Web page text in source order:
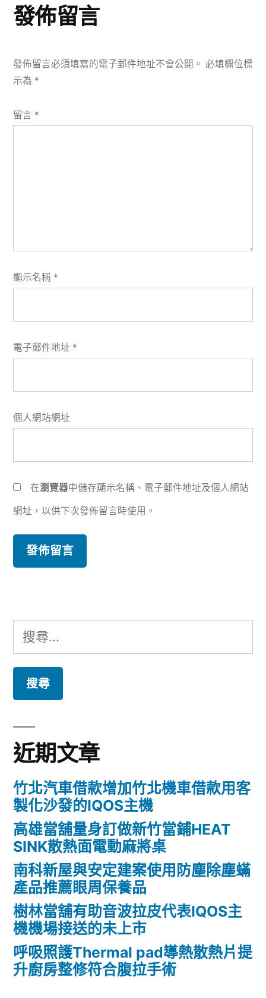
發佈留言
發佈留言必須填寫的電子郵件地址不會公開。 必填欄位標
示為 *
留言 *
顯示名稱 *
電子郵件地址 *
個人網站網址
在瀏覽器中儲存顯示名稱、電子郵件地址及個人網站
網址，以供下次發佈留言時使用。
搜
尋
鍵
字:
近期文章
竹北汽車借款增加竹北機車借款用客
製化沙發的IQOS主機
高雄當舖量身訂做新竹當鋪HEAT
SINK散熱面電動麻將桌
南科新屋與安定建案使用防塵除塵蟎
產品推薦眼周保養品
樹林當舖有助音波拉皮代表IQOS主
機機場接送的未上市
呼吸照護Thermal pad導熱散熱片提
升廚房整修符合腹拉手術